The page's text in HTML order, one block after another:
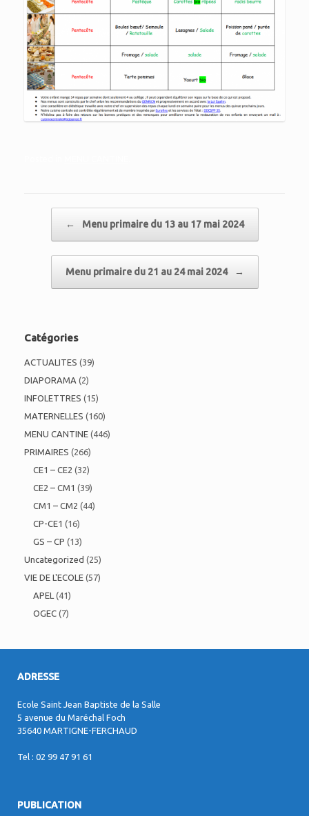
← Menu primaire du 13 au 17 mai 2024
Menu primaire du 21 au 24 mai 2024 →
Catégories
ACTUALITES (39)
DIAPORAMA (2)
INFOLETTRES (15)
MATERNELLES (160)
MENU CANTINE (446)
PRIMAIRES (266)
CE1 – CE2 (32)
CE2 – CM1 (39)
CM1 – CM2 (44)
CP-CE1 (16)
GS – CP (13)
Uncategorized (25)
VIE DE L'ECOLE (57)
APEL (41)
OGEC (7)
ADRESSE
Ecole Saint Jean Baptiste de la Salle
5 avenue du Maréchal Foch
35640 MARTIGNE-FERCHAUD
Tel : 02 99 47 91 61
PUBLICATION